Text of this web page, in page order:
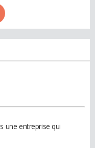
une entreprise qui